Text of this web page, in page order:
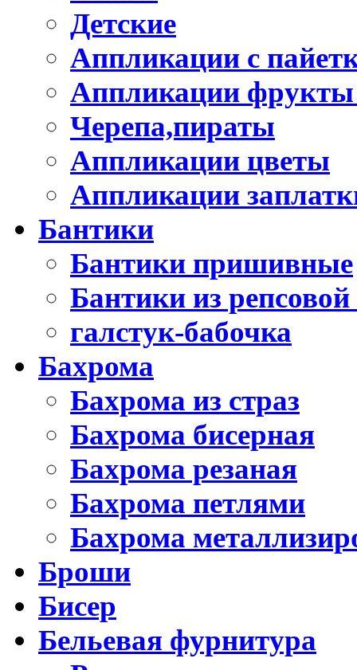
Детские
Аппликации с
Аппликации
Черепа,пираты
Аппликации цветы
Аппликации
Бантики
Бантики пришивные
Бантики из
галстук-бабочка
Бахрома
Бахрома из страз
Бахрома бисерная
Бахрома резаная
Бахрома петлями
Бахрома
Броши
Бисер
Бельевая фурнитура